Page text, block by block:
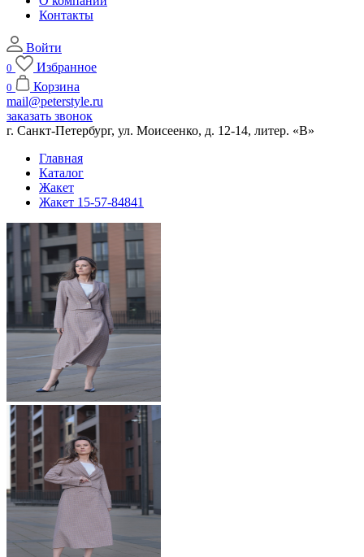
Контакты
Войти
0 Избранное
0
Корзина
mail@peterstyle.ru
заказать звонок
г. Санкт-Петербург, ул. Моисеенко, д. 12-14, литер. «В»
Главная
Каталог
Жакет
Жакет 15-57-84841